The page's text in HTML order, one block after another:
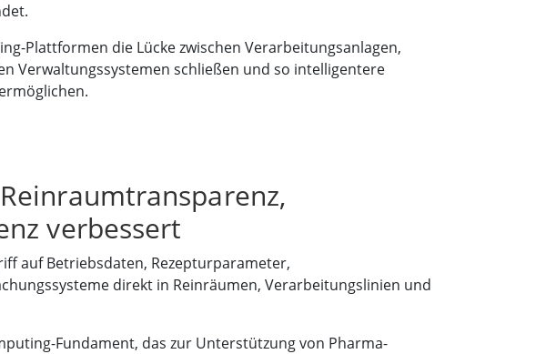
Plattformen die Lücke zwischen Verarbeitungsanlagen,
Verwaltungssystemen schließen und so intelligentere
verbessert
auf Betriebsdaten, Rezepturparameter,
direkt in Reinräumen, Verarbeitungslinien und
Fundament, das zur Unterstützung von Pharma-